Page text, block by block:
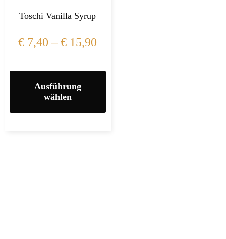
Toschi Vanilla Syrup
€ 7,40 –€ 15,90
Ausführung
wählen